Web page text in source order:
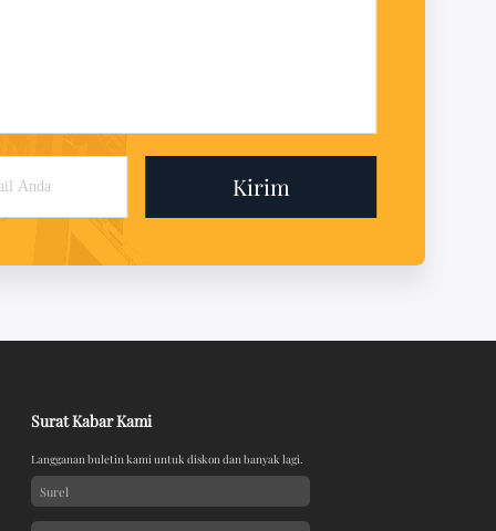
Kirim
Surat Kabar Kami
Langganan buletin kami untuk diskon dan banyak lagi.